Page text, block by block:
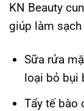
KN Beauty
giúp làm sạch
Sữa rửa
loại bỏ bụi
Tẩy tế bào